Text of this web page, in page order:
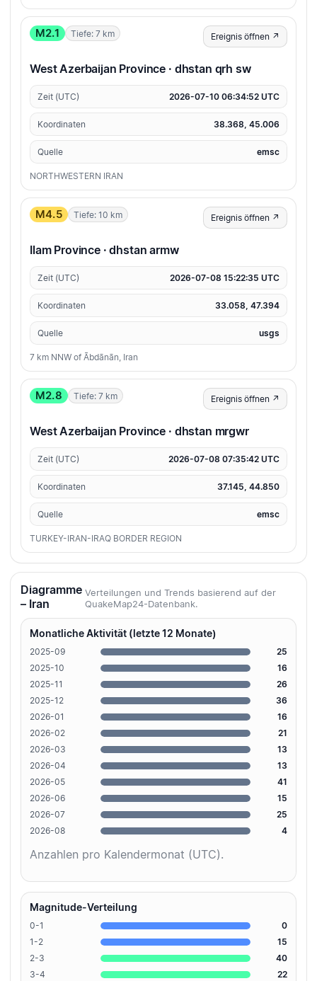
M2.1 Tiefe: 7 km Ereignis öffnen ↗
West Azerbaijan Province · dhstan qrh sw
Zeit (UTC) 2026-07-10 06:34:52 UTC
Koordinaten 38.368, 45.006
Quelle emsc
NORTHWESTERN IRAN
M4.5 Tiefe: 10 km Ereignis öffnen ↗
Ilam Province · dhstan armw
Zeit (UTC) 2026-07-08 15:22:35 UTC
Koordinaten 33.058, 47.394
Quelle usgs
7 km NNW of Ābdānān, Iran
M2.8 Tiefe: 7 km Ereignis öffnen ↗
West Azerbaijan Province · dhstan mrgwr
Zeit (UTC) 2026-07-08 07:35:42 UTC
Koordinaten 37.145, 44.850
Quelle emsc
TURKEY-IRAN-IRAQ BORDER REGION
Diagramme
– Iran
Verteilungen und Trends basierend auf der
QuakeMap24-Datenbank.
Monatliche Aktivität (letzte 12 Monate)
2025-09
25
2025-10
16
2025-11
26
2025-12
36
2026-01
16
2026-02
21
2026-03
13
2026-04
13
2026-05
41
2026-06
15
2026-07
25
2026-08
4
Anzahlen pro Kalendermonat (UTC).
Magnitude-Verteilung
0-1
0
1-2
15
2-3
40
3-4
22